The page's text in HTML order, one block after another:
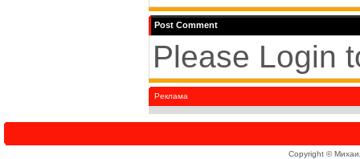
Post Comment
Please Login
Реклама
Copyright ©